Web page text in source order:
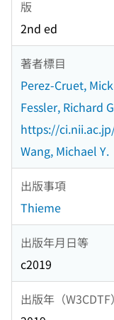
版
2nd ed
著者標目
Perez-Cruet,
Fessler, Richard
https://
Wang, Michael Y.
出版事項
Thieme
出版年月日等
c2019
出版年（W3CDTF）